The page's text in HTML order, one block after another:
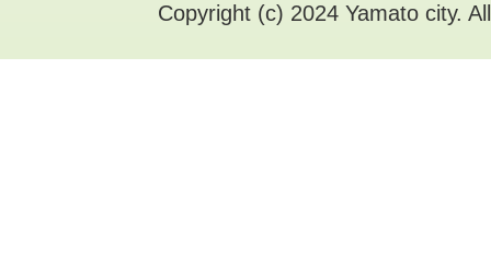
Copyright (c) 2024 Yamato city.